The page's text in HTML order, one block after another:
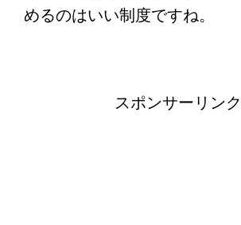
めるのはいい制度ですね。
スポンサーリンク